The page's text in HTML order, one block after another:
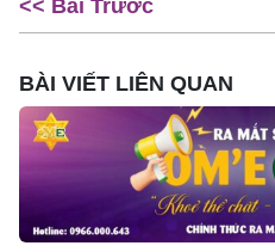
<< Bài Trước
BÀI VIẾT LIÊN QUAN